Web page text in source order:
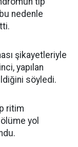
nedenle
şikayetleriyle
yapılan
söyledi.
ritim
yol